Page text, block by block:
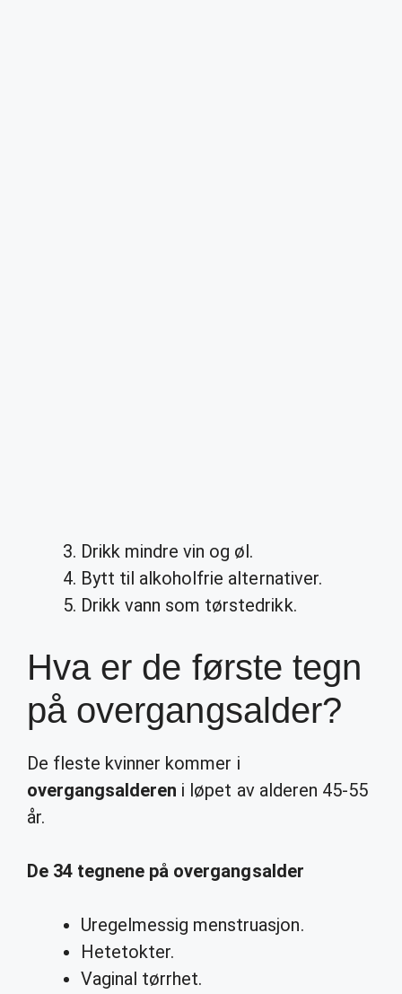
Drikk mindre vin og øl.
Bytt til alkoholfrie alternativer.
Drikk vann som tørstedrikk.
Hva er de første tegn
på overgangsalder?
De fleste kvinner kommer i
overgangsalderen i løpet av alderen 45-55
år.
De 34 tegnene på overgangsalder
Uregelmessig menstruasjon.
Hetetokter.
Vaginal tørrhet.